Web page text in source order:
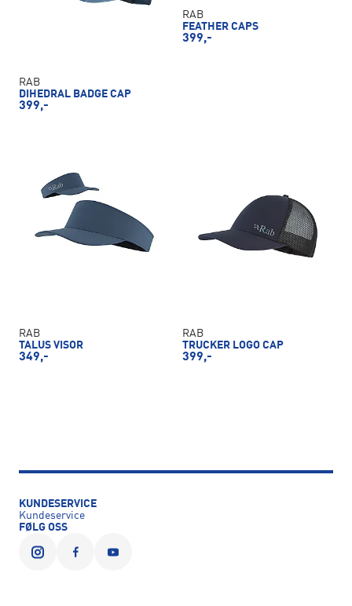
RAB
DIHEDRAL BADGE CAP
399,-
RAB
FEATHER CAPS
399,-
RAB
TALUS VISOR
349,-
RAB
TRUCKER LOGO CAP
399,-
KUNDESERVICE
Kundeservice
FØLG OSS